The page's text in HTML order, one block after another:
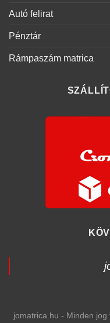
Autó felirat
Pénztár
Rámpaszám matrica
jomatrica.hu - Minden